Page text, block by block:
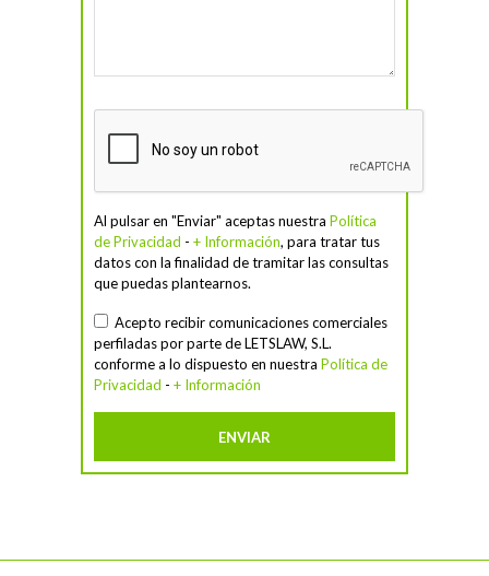
Al pulsar en "Enviar" aceptas nuestra Política
de Privacidad - + Información, para tratar tus
datos con la finalidad de tramitar las consultas
que puedas plantearnos.
Acepto recibir comunicaciones comerciales
perfiladas por parte de LETSLAW, S.L.
conforme a lo dispuesto en nuestra Política de
Privacidad - + Información